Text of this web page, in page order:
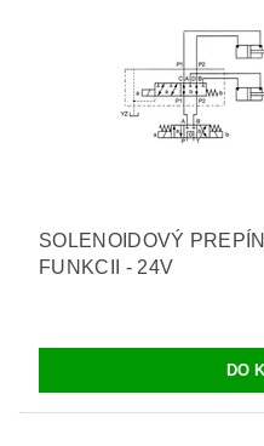
SOLENOIDOVÝ
FUNKCII - 24V